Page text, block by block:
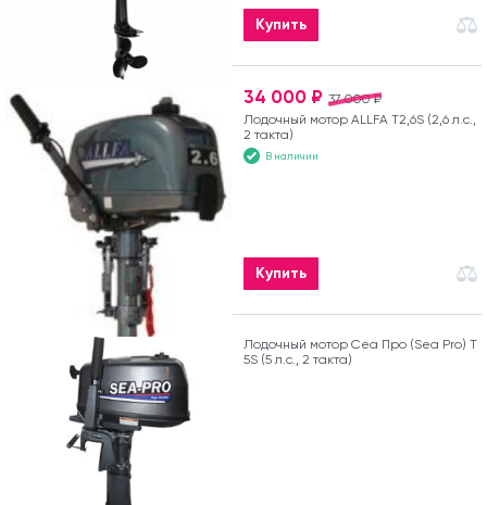
Купить
37 000 ₽
34 000 ₽
Лодочный мотор ALLFA T2,6S (2,6 л.с.,
2 такта)
В наличии
Купить
Лодочный мотор Сеа Про (Sea Pro) Т
5S (5 л.с., 2 такта)